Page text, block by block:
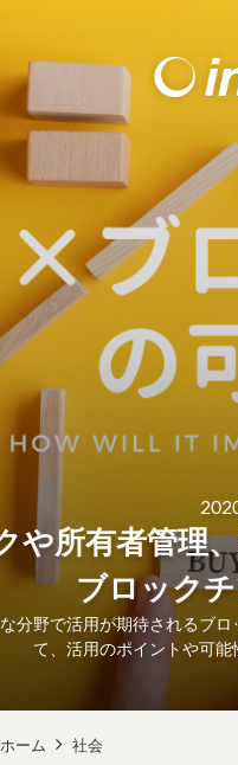
や所有者管理
ブロック
分野で活用が期待されるブ
て、活用のポイントや可能
ホーム 社会